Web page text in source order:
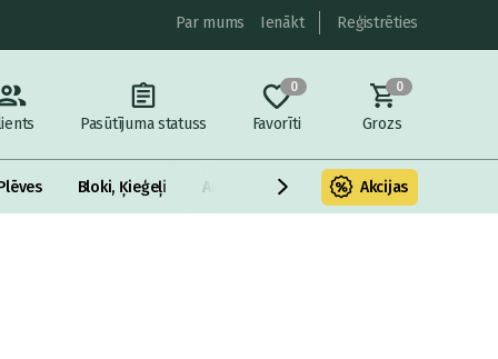
Par mums Ienākt Reģistrēties
Pasūtījuma statuss
0
Favorīti
0
Grozs
Bloki, Ķieģeļi Armatūra un metāls Fasādes
Akcijas